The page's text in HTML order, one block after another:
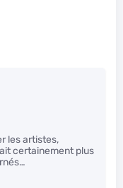
les artistes,
certainement plus